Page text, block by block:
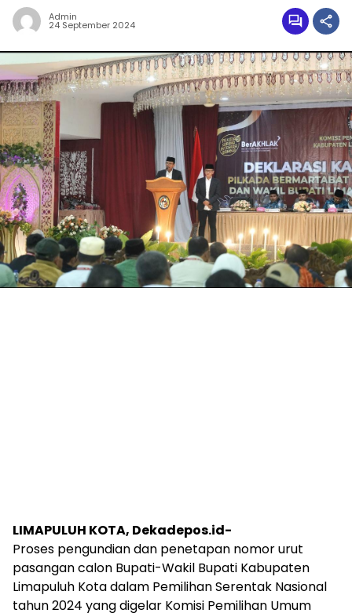
Admin
24 September 2024
LIMAPULUH KOTA, Dekadepos.id-
Proses pengundian dan penetapan nomor urut
pasangan calon Bupati-Wakil Bupati Kabupaten
Limapuluh Kota dalam Pemilihan Serentak Nasional
tahun 2024 yang digelar Komisi Pemilihan Umum